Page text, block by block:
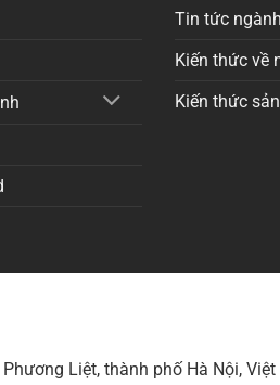
Tin tức
Kiến thức về
Kiến thức
Liệt, thành phố Hà Nội, Việt